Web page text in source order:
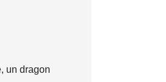
un dragon